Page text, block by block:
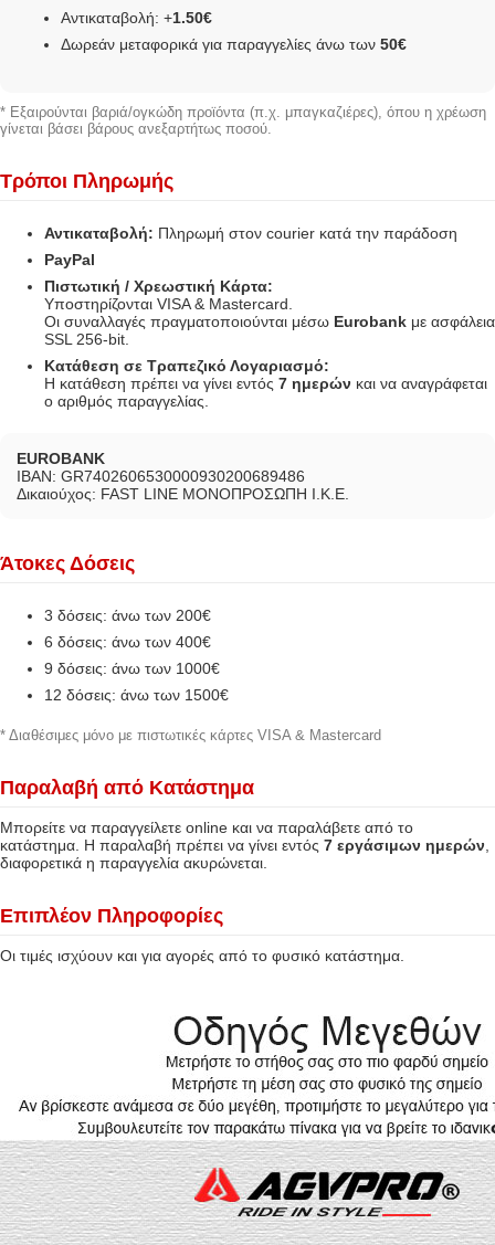
Αντικαταβολή: +1.50€
Δωρεάν μεταφορικά για παραγγελίες άνω των 50€
* Εξαιρούνται βαριά/ογκώδη προϊόντα (π.χ. μπαγκαζιέρες), όπου η χρέωση
γίνεται βάσει βάρους ανεξαρτήτως ποσού.
Τρόποι Πληρωμής
Αντικαταβολή: Πληρωμή στον courier κατά την παράδοση
PayPal
Πιστωτική / Χρεωστική Κάρτα:
Υποστηρίζονται VISA & Mastercard.
Οι συναλλαγές πραγματοποιούνται μέσω Eurobank με ασφάλεια
SSL 256-bit.
Κατάθεση σε Τραπεζικό Λογαριασμό:
Η κατάθεση πρέπει να γίνει εντός 7 ημερών και να αναγράφεται
ο αριθμός παραγγελίας.
EUROBANK
IBAN: GR7402606530000930200689486
Δικαιούχος: FAST LINE ΜΟΝΟΠΡΟΣΩΠΗ Ι.Κ.Ε.
Άτοκες Δόσεις
3 δόσεις: άνω των 200€
6 δόσεις: άνω των 400€
9 δόσεις: άνω των 1000€
12 δόσεις: άνω των 1500€
* Διαθέσιμες μόνο με πιστωτικές κάρτες VISA & Mastercard
Παραλαβή από Κατάστημα
Μπορείτε να παραγγείλετε online και να παραλάβετε από το
κατάστημα. Η παραλαβή πρέπει να γίνει εντός 7 εργάσιμων ημερών
διαφορετικά η παραγγελία ακυρώνεται.
Επιπλέον Πληροφορίες
Οι τιμές ισχύουν και για αγορές από το φυσικό κατάστημα.